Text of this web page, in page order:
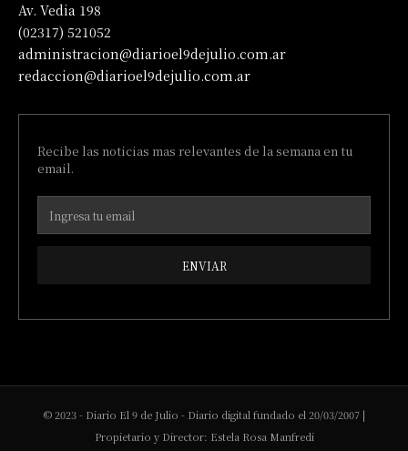
Av. Vedia 198
(02317) 521052
administracion@diarioel9dejulio.com.ar
redaccion@diarioel9dejulio.com.ar
Recibe las noticias mas relevantes de la semana en tu
email.
ENVIAR
© 2023 - Diario El 9 de Julio - Diario digital fundado el 20/03/2007 |
Propietario y Director: Estela Rosa Manfredi